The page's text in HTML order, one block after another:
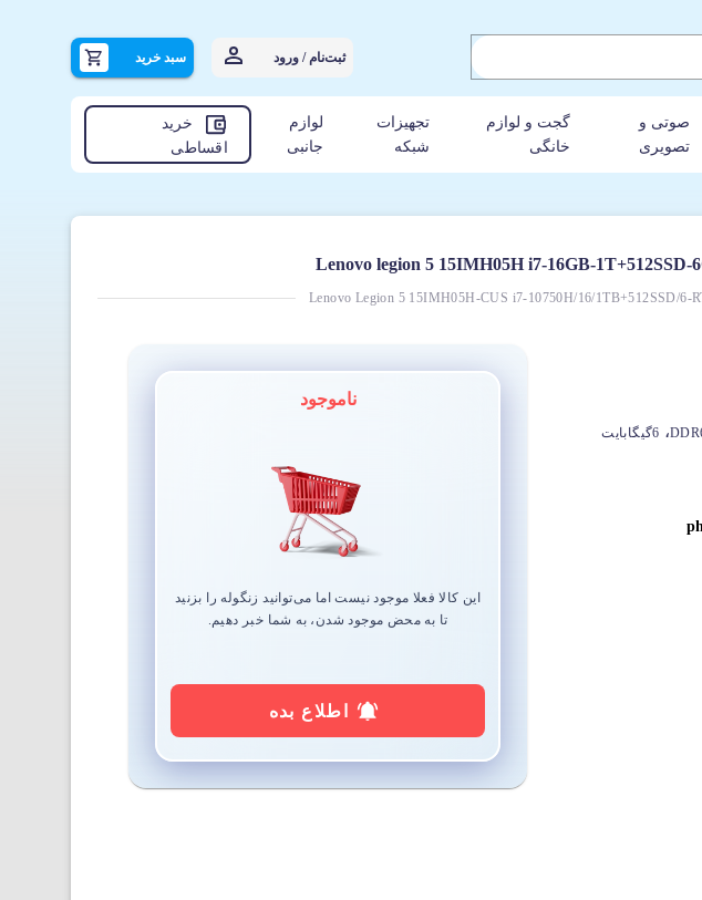
ثبت‌نام / ورود سبد خرید
صوتی و
تصویری
گجت و لوازم
خانگی
تجهیزات
شبکه
لوازم
جانبی
خرید
اقساطی
Lenovo Legion 5 15IMH05H-CUS i7-10750H/16/1TB+512SSD/6-
، 6گیگابایت
ناموجود
این کالا فعلا موجود نیست اما می‌توانید زنگوله را بزنید
تا به محض موجود شدن، به شما خبر دهیم.
اطلاع بده